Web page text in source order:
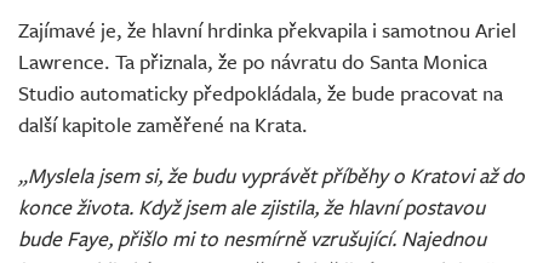
Zajímavé je, že hlavní hrdinka překvapila i samotnou Ariel
Lawrence. Ta přiznala, že po návratu do Santa Monica
Studio automaticky předpokládala, že bude pracovat na
další kapitole zaměřené na Krata.
„Myslela jsem si, že budu vyprávět příběhy o Kratovi až do
konce života. Když jsem ale zjistila, že hlavní postavou
bude Faye, přišlo mi to nesmírně vzrušující. Najednou